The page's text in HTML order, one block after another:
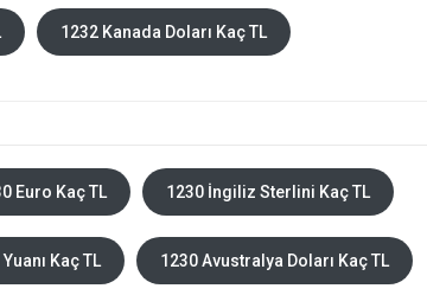
1232 Kanada Doları Kaç TL
Euro Kaç TL 1230 İngiliz Sterlini Kaç TL
Kaç TL 1230 Avustralya Doları Kaç TL